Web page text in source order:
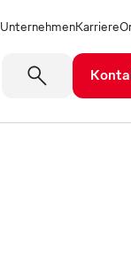
UnternehmenKarriere